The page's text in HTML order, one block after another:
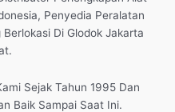
Penyedia Peralatan
Di Glodok Jakarta
Sejak Tahun 1995 Dan
Baik Sampai Saat Ini.